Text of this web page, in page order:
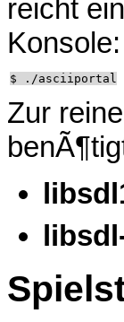
reicht
Konsole:
Zur